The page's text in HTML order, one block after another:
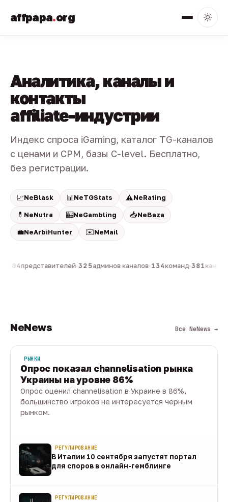
affpapa.org
Аналитика, каналы и
контакты
affiliate-индустрии
Индекс спроса iGaming, каталог TG-каналов
с ценами и CPM, базы C-level. Бесплатно,
без регистрации.
📈NeBlask 📊 NeTGStats ⚠️NeRating
💊 NeNutra 🎰NeGambling 📥NeBaza
💼NeArbiHunter ✉️NeMail
804представителей·325админов каналов·134команд·381
NeNews Все NeNews →
РЫНКИ
Опрос показал channelisation рынка
Украины на уровне 86%
Опрос оценил channelisation в Украине в 86%,
большинство игроков не интересуется черным
рынком.
РЕГУЛИРОВАНИЕ
В Италии 10 сентября запустят портал
для споров в онлайн-гемблинге
РЕГУЛИРОВАНИЕ